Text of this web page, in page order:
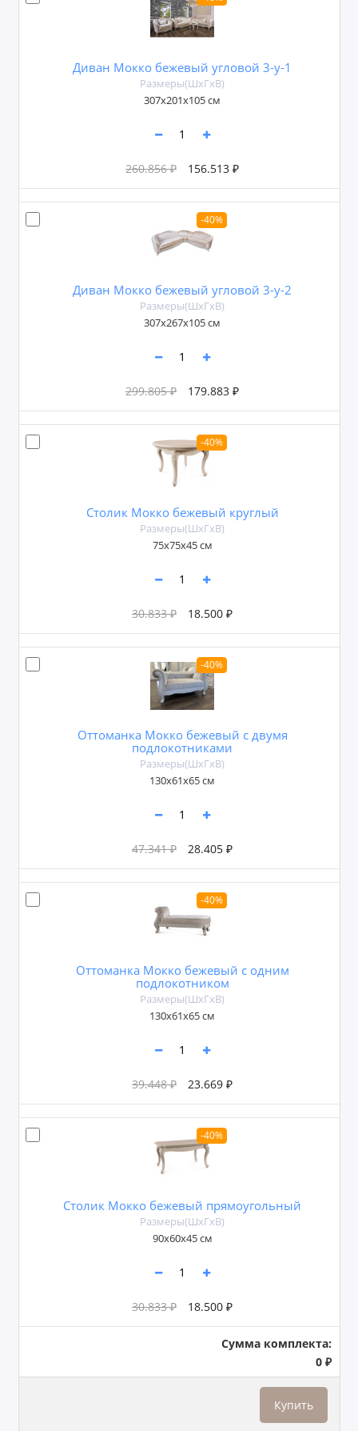
Диван Мокко бежевый угловой 3-у-1
Размеры(ШxГxВ)
307х201х105 см
260.856 ₽ 156.513 ₽
-40%
Диван Мокко бежевый угловой 3-у-2
Размеры(ШxГxВ)
307x267x105 см
299.805 ₽ 179.883 ₽
-40%
Столик Мокко бежевый круглый
Размеры(ШxГxВ)
75х75x45 см
30.833 ₽ 18.500 ₽
-40%
Оттоманка Мокко бежевый с двумя
подлокотниками
Размеры(ШxГxВ)
130x61х65 см
47.341 ₽ 28.405 ₽
-40%
Оттоманка Мокко бежевый с одним
подлокотником
Размеры(ШxГxВ)
130x61х65 см
39.448 ₽ 23.669 ₽
-40%
Столик Мокко бежевый прямоугольный
Размеры(ШxГxВ)
90x60x45 см
30.833 ₽ 18.500 ₽
Сумма комплекта:
0 ₽
Купить